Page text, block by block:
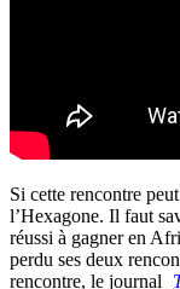
Si cette rencontre
l’Hexagone. Il faut
réussi à gagner en
perdu ses deux
rencontre, le journal